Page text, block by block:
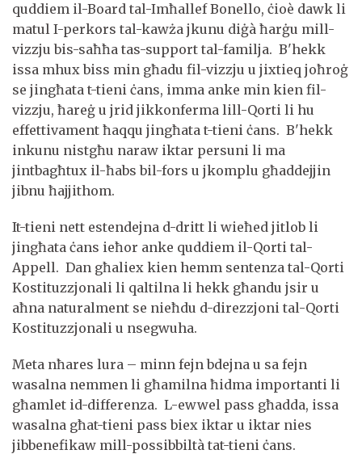
quddiem il-Board tal-Imħallef Bonello, ċioè dawk li
matul I-perkors tal-kawża jkunu diġà ħarġu mill-
vizzju bis-saħħa tas-support tal-familja. B'hekk
issa mhux biss min għadu fil-vizzju u jixtieq joħroġ
se jingħata t-tieni ċans, imma anke min kien fil-
vizzju, ħareġ u jrid jikkonferma lill-Qorti li hu
effettivament ħaqqu jingħata t-tieni ċans. B'hekk
inkunu nistgħu naraw iktar persuni li ma
jintbagħtux il-ħabs bil-fors u jkomplu għaddejjin
jibnu ħajjithom.
It-tieni nett estendejna d-dritt li wieħed jitlob li
jingħata ċans ieħor anke quddiem il-Qorti tal-
Appell. Dan għaliex kien hemm sentenza tal-Qorti
Kostituzzjonali li qaltilna li hekk għandu jsir u
aħna naturalment se nieħdu d-direzzjoni tal-Qorti
Kostituzzjonali u nsegwuha.
Meta nħares lura – minn fejn bdejna u sa fejn
wasalna nemmen li għamilna ħidma importanti li
għamlet id-differenza. L-ewwel pass għadda, issa
wasalna għat-tieni pass biex iktar u iktar nies
jibbenefikaw mill-possibbiltà tat-tieni ċans.